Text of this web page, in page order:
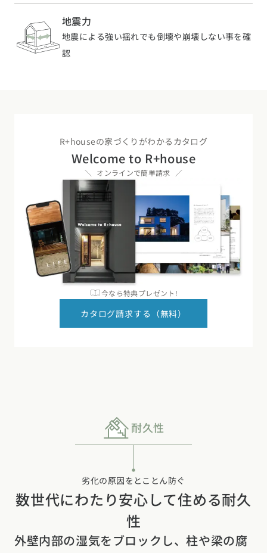
地震力
地震による強い揺れでも倒壊や崩壊しない事を確
認
R+houseの家づくりがわかるカタログ
Welcome to R+house
オンラインで簡単請求
今なら特典プレゼント!
カタログ請求する（無料）
耐久性
劣化の原因をとことん防ぐ
数世代にわたり安心して住める耐久
性
外壁内部の湿気をブロックし、柱や梁の腐
富山県 (6)
長野県 (11)
東海エリア
岡山県 (8)鳥取県 (13) 島根県 (12)山口県 (5)
香川県 (1)徳島県 (10)愛媛県 (1)高知県 (4)
九州・沖縄エリア
福岡県 (13)佐賀県 (2)長崎県 (2)熊本県 (8)大分県 (15)
宮崎県 (3)鹿児島県 (8)沖縄県 (3)